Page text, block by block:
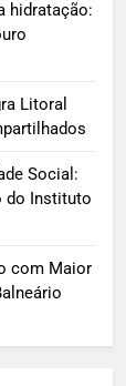
hidratação:
Litoral
Social:
do Instituto
com Maior